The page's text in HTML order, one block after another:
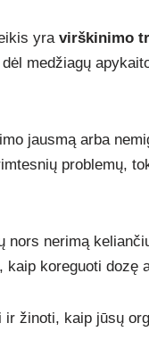
yra virškinimo
medžiagų
jausmą arba
problemų,
nors nerimą
kaip koreguoti dozę
žinoti, kaip jūsų